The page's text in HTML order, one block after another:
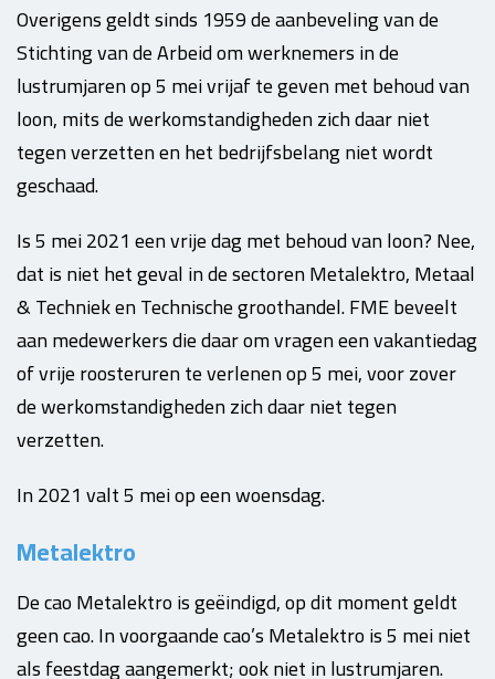
Overigens geldt sinds 1959 de aanbeveling van de
Stichting van de Arbeid om werknemers in de
lustrumjaren op 5 mei vrijaf te geven met behoud van
loon, mits de werkomstandigheden zich daar niet
tegen verzetten en het bedrijfsbelang niet wordt
geschaad.
Is 5 mei 2021 een vrije dag met behoud van loon? Nee,
dat is niet het geval in de sectoren Metalektro, Metaal
& Techniek en Technische groothandel. FME beveelt
aan medewerkers die daar om vragen een vakantiedag
of vrije roosteruren te verlenen op 5 mei, voor zover
de werkomstandigheden zich daar niet tegen
verzetten.
In 2021 valt 5 mei op een woensdag.
Metalektro
De cao Metalektro is geëindigd, op dit moment geldt
geen cao. In voorgaande cao’s Metalektro is 5 mei niet
als feestdag aangemerkt; ook niet in lustrumjaren.